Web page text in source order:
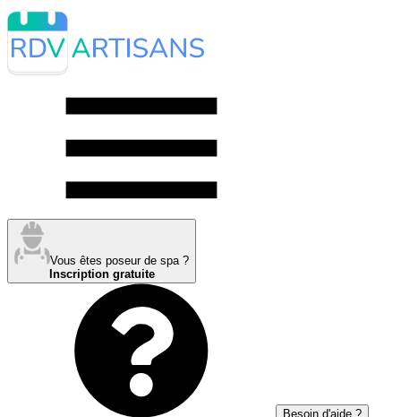
Vous êtes poseur de spa ?
Inscription gratuite
Besoin d'aide ?